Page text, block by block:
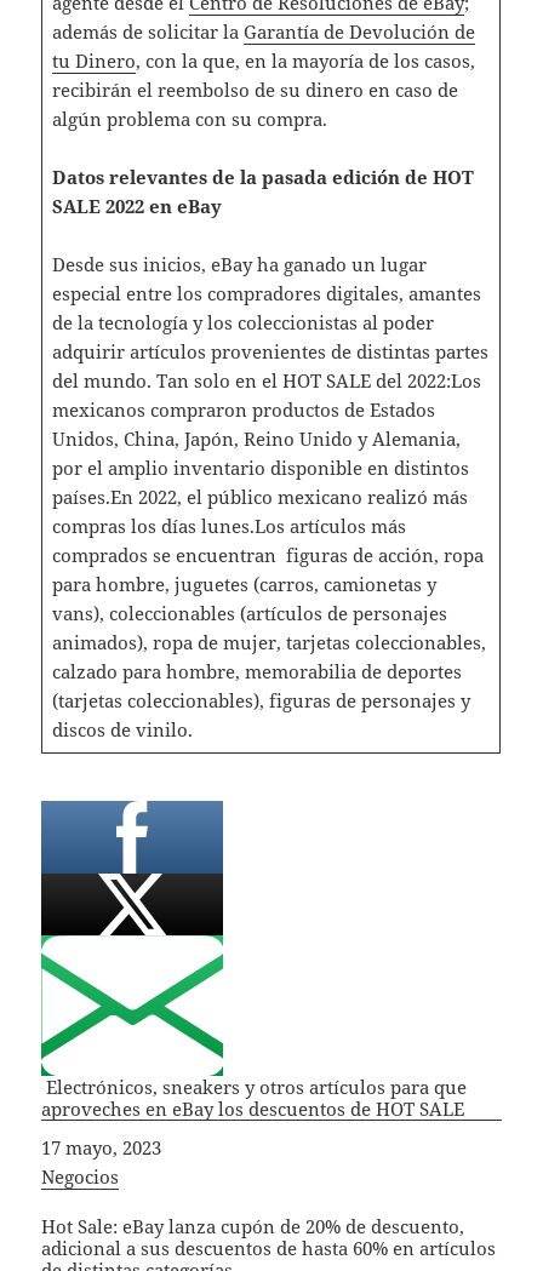
además de solicitar la Garantía de Devolución de
tu Dinero, con la que, en la mayoría de los casos,
recibirán el reembolso de su dinero en caso de
algún problema con su compra.
Datos relevantes de la pasada edición de HOT
SALE 2022 en eBay
Desde sus inicios, eBay ha ganado un lugar
especial entre los compradores digitales, amantes
de la tecnología y los coleccionistas al poder
adquirir artículos provenientes de distintas partes
del mundo. Tan solo en el HOT SALE del 2022:Los
mexicanos compraron productos de Estados
Unidos, China, Japón, Reino Unido y Alemania,
por el amplio inventario disponible en distintos
países.En 2022, el público mexicano realizó más
compras los días lunes.Los artículos más
comprados se encuentran figuras de acción, ropa
para hombre, juguetes (carros, camionetas y
vans), coleccionables (artículos de personajes
animados), ropa de mujer, tarjetas coleccionables,
calzado para hombre, memorabilia de deportes
(tarjetas coleccionables), figuras de personajes y
discos de vinilo.
Electrónicos, sneakers y otros artículos para que
aproveches en eBay los descuentos de HOT SALE
Fecha
17 mayo, 2023
In relation to
Negocios
Hot Sale: eBay lanza cupón de 20% de descuento,
adicional a sus descuentos de hasta 60% en artículos